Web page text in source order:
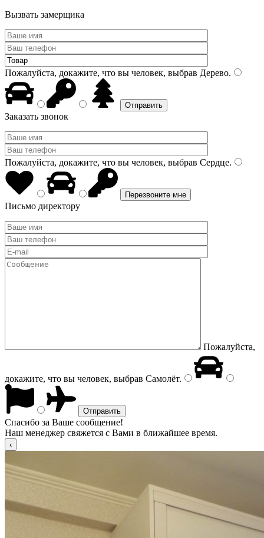
Вызвать замерщика
Пожалуйста, докажите, что вы человек, выбрав Дерево.
Заказать звонок
Пожалуйста, докажите, что вы человек, выбрав Сердце.
Письмо директору
Пожалуйста,
докажите, что вы человек, выбрав Самолёт.
Спасибо за Ваше сообщение!
Наш менеджер свяжется с Вами в ближайшее время.